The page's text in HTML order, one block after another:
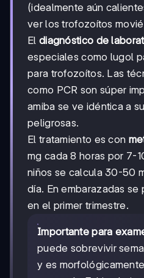
(idealmente aún
ver los trofozoítos
El diagnóstico de
especiales como lugol
para trofozoítos. Las
como PCR son súper
amiba se ve idéntica a
peligrosas.
El tratamiento es con
mg cada 8 horas por 7-
niños se calcula 30-50
día. En embarazadas se
en el primer trimestre.
Importante para
puede sobrevivir
y es